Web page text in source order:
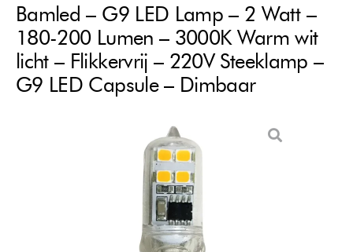
Bamled – G9 LED Lamp – 2 Watt –
180-200 Lumen – 3000K Warm wit
licht – Flikkervrij – 220V Steeklamp –
G9 LED Capsule – Dimbaar